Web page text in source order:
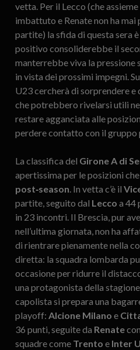
vetta. Per il Lecco (che
imbattuto e Renate non ha mai
partite) la sfida di questa sera
positivo consoliderebbe il
manterrebbe viva la pressione
in vista dei prossimi impegni.
U23 cercherà di sorprendere e
che potrebbero rivelarsi utili
restare agganciata alle
perdere contatto con il gruppo
La classifica del Girone A di
apertissima per le posizioni
post‑season. In vetta c’è il
partite, seguito dal Lecco a 44
in 23 incontri. Il Brescia, pur
nell’ultima giornata, non ha
di rientrare pienamente nella
diretta: la squadra lombarda
occasione per ridurre il
una protagonista della
capolista si prepara una
playoff: Alcione Milano e
36 punti, seguite da Renate
squadre come Trento e Inter